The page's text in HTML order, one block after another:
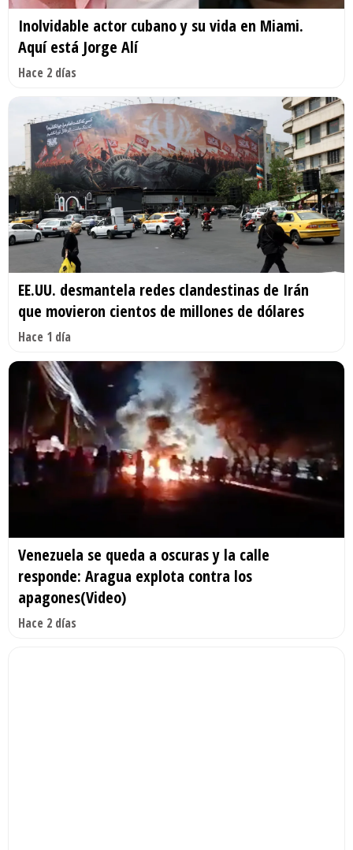
Inolvidable actor cubano y su vida en Miami.
Aquí está Jorge Alí
Hace 2 días
EE.UU. desmantela redes clandestinas de Irán
que movieron cientos de millones de dólares
Hace 1 día
Venezuela se queda a oscuras y la calle
responde: Aragua explota contra los
apagones(Video)
Hace 2 días